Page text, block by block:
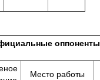
оппоненты
Место работы